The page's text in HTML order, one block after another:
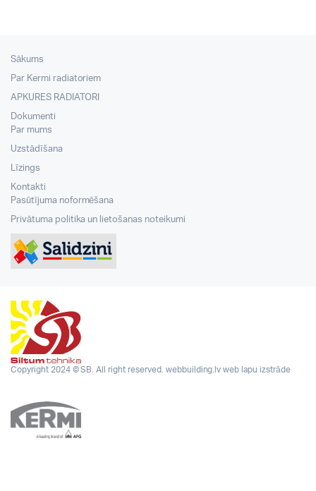
Sākums
Par Kermi radiatoriem
APKURES RADIATORI
Dokumenti
Par mums
Uzstādīšana
Līzings
Kontakti
Pasūtījuma noformēšana
Privātuma politika un lietošanas noteikumi
Copyright 2024 © SB. All right reserved. webbuilding.lvweb lapu izstrāde